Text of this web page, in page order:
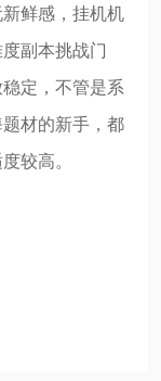
鲜感，挂机机
副本挑战门
定，不管是系
材的新手，都
较高。